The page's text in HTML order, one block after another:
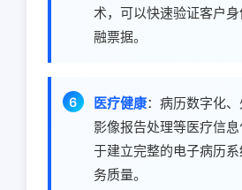
术，可以快速验证客户
融票据。
医疗健康：病历数字化
影像报告处理等医疗信
于建立完整的电子病历
务质量。